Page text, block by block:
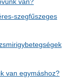
van?
szegfűszeges
van egymáshoz?